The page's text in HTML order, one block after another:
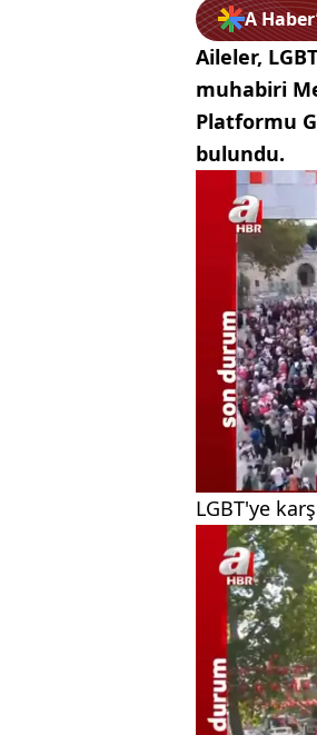
A
Aileler,
muhabiri
Platformu
bulundu.
LGBT'ye